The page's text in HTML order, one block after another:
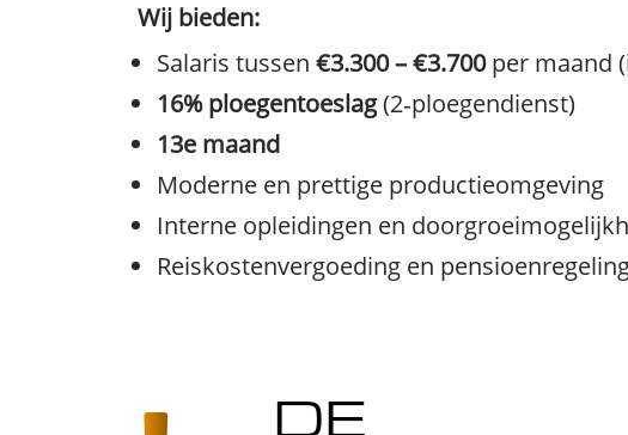
Wij bieden:
Salaris tussen €3.300 – €3.700per maand
16% ploegentoeslag(2‑ploegendienst)
13e maand
Moderne en prettige productieomgeving
Interne opleidingen en
Reiskostenvergoeding en
DE